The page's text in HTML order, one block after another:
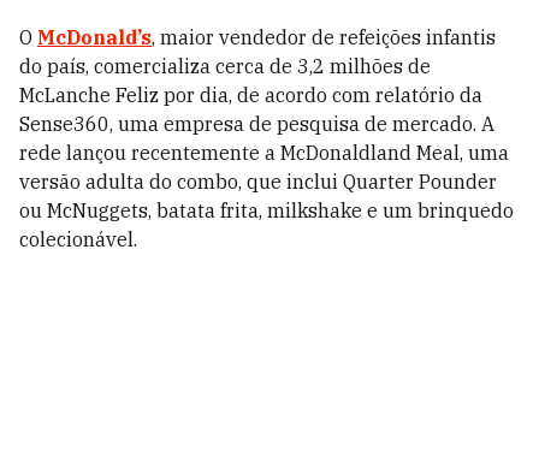
O McDonald’s, maior vendedor de refeições infantis
do país, comercializa cerca de 3,2 milhões de
McLanche Feliz por dia, de acordo com relatório da
Sense360, uma empresa de pesquisa de mercado. A
rede lançou recentemente a McDonaldland Meal, uma
versão adulta do combo, que inclui Quarter Pounder
ou McNuggets, batata frita, milkshake e um brinquedo
colecionável.